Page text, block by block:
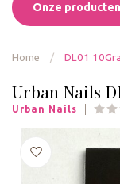
Onze producten
Home / DL01
Urban Nails
Urban Nails